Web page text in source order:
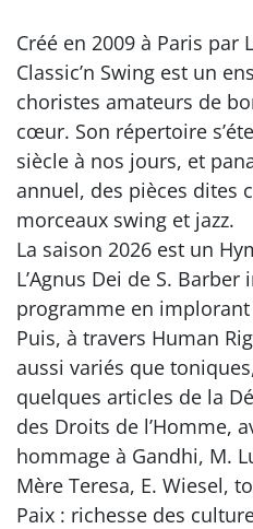
Créé en 2009 à Paris par
Classic’n Swing est un
choristes amateurs de
cœur. Son répertoire
siècle à nos jours, et
annuel, des pièces dites
morceaux swing et jazz.
La saison 2026 est un
L’Agnus Dei de S.
programme en
Puis, à travers Human
aussi variés que
quelques articles de la
des Droits de l’Homme,
hommage à Gandhi, M.
Mère Teresa, E. Wiesel,
Paix : richesse des